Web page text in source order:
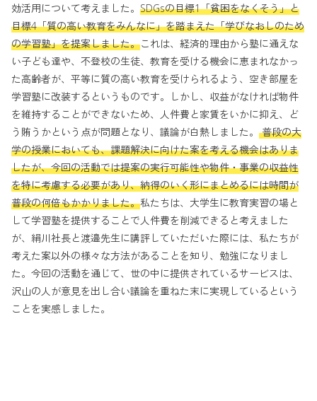
効活用について考えました。 SDGsの目標1「貧困をなくそう」と
目標4「質の高い教育をみんなに」を踏まえた「学びなおしのため
の学習塾」を提案しました。これは、経済的理由から塾に通えな
い子ども達や、不登校の生徒、教育を受ける機会に恵まれなかっ
た高齢者が、平等に質の高い教育を受けられるよう、空き部屋を
学習塾に改装するというものです。しかし、収益がなければ物件
を維持することができないため、人件費と家賃をいかに抑え、ど
う賄うかという点が問題となり、議論が白熱しました。 普段の大
学の授業においても、課題解決に向けた案を考える機会はありま
したが、今回の活動では提案の実行可能性や物件・事業の収益性
を特に考慮する必要があり、納得のいく形にまとめるには時間が
普段の何倍もかかりました。私たちは、大学生に教育実習の場と
して学習塾を提供することで人件費を削減できると考えました
が、絹川社長と渡邉先生に講評していただいた際には、私たちが
考えた案以外の様々な方法があることを知り、勉強になりまし
た。今回の活動を通じて、世の中に提供されているサービスは、
沢山の人が意見を出し合い議論を重ねた末に実現しているという
ことを実感しました。